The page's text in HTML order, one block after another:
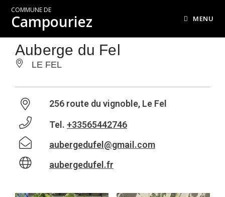
COMMUNE DE
Campouriez MENU
Auberge du Fel
LE FEL
256 route du vignoble, Le Fel
Tel. +33565442746
aubergedufel@gmail.com
aubergedufel.fr